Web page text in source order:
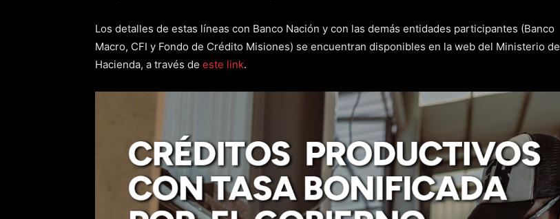
Los detalles de estas líneas con Banco Nación y con las demás entidades participantes (Banco
Macro, CFI y Fondo de Crédito Misiones) se encuentran disponibles en la web del Ministerio de
Hacienda, a través de este link.